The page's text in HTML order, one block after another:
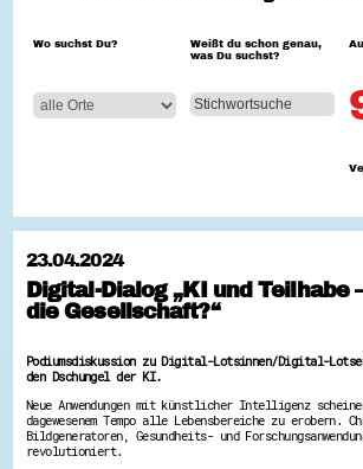
Zeig uns dein
Wettbewerb |
Wettbewerb | 80 Jahre
Ausgezeichnete Projekte
Engagement-Lotsen
Crowdfunding - Viele
Freiwilligenmanagement
Kompetenznachweis
Zeugnisbeiblatt
Service-Learning
Wo suchst Du?
Weißt du schon genau,
was Du suchst?
23.04.2024
Digital-Dialog „KI und Teilhabe
die Gesellschaft?“
Podiumsdiskussion zu Digital-Lotsinnen/Digital-
den Dschungel der KI.
Neue Anwendungen mit künstlicher Intelligenz
dagewesenem Tempo alle Lebensbereiche zu erobern.
Bildgeneratoren, Gesundheits- und
revolutioniert.